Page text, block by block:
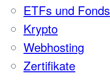
ETFs und Fonds
Krypto
Webhosting
Zertifikate